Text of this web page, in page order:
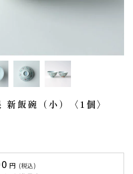
新飯碗（小）〈1個〉
税込